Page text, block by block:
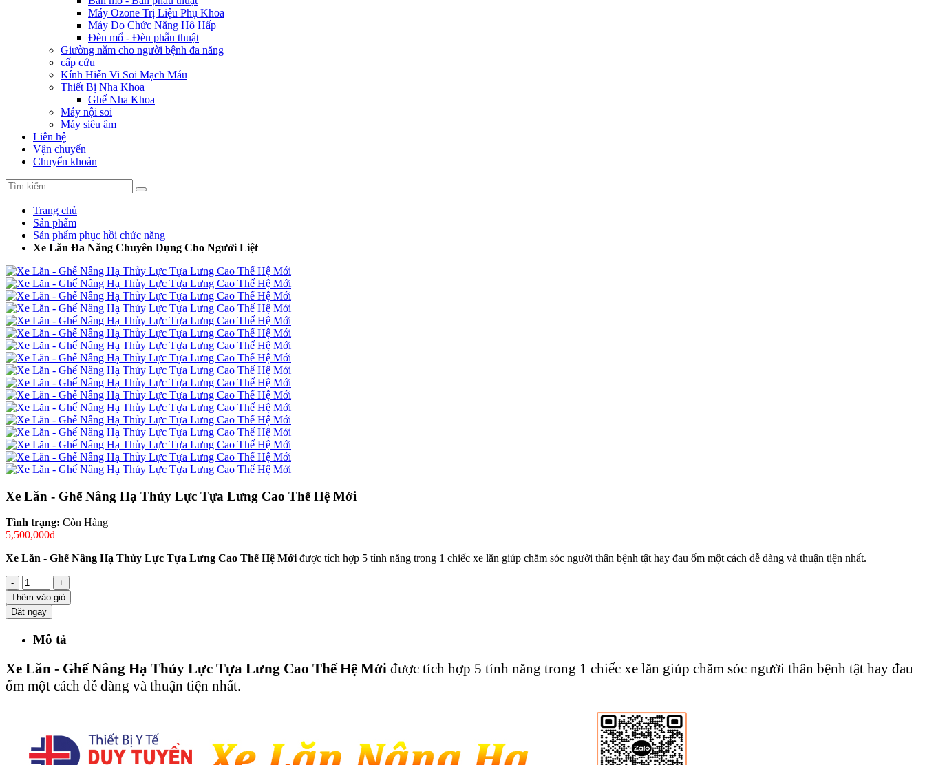
Máy Ozone Trị Liệu Phụ Khoa
Máy Đo Chức Năng Hô Hấp
Đèn mổ - Đèn phẫu thuật
Giường nằm cho người bệnh đa năng
cấp cứu
Kính Hiển Vi Soi Mạch Máu
Thiết Bị Nha Khoa
Ghế Nha Khoa
Máy nội soi
Máy siêu âm
Liên hệ
Vận chuyển
Chuyển khoản
Trang chủ
Sản phẩm
Sản phẩm phục hồi chức năng
Xe Lăn Đa Năng Chuyên Dụng Cho Người Liệt
Xe Lăn - Ghế Nâng Hạ Thủy Lực Tựa Lưng Cao Thế Hệ Mới
Tình trạng: Còn Hàng
5,500,000đ
Xe Lăn - Ghế Nâng Hạ Thủy Lực Tựa Lưng Cao Thế Hệ Mớiđược tích hợp 5 tính năng trong 1 chiếc xe lăn giúp chăm sóc người thân bệnh tật hay đau ốm một cách dễ dàng và thuận tiện nhất.
-
+
Thêm vào giỏ
Đặt ngay
Mô tả
Xe Lăn - Ghế Nâng Hạ Thủy Lực Tựa Lưng Cao Thế Hệ Mới được tích hợp 5 tính năng trong 1 chiếc xe lăn giúp chăm sóc người thân bệnh tật hay đau
ốm một cách dễ dàng và thuận tiện nhất.